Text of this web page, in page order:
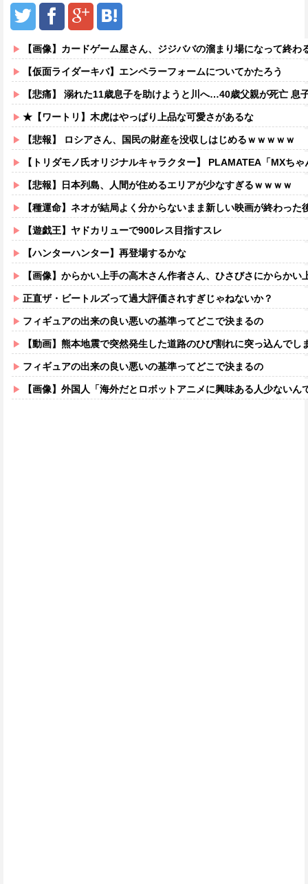
【画像】カードゲーム屋さん、ジジババの溜まり場になって終
【仮面ライダーキバ】エンペラーフォームについてかたろう
【悲痛】 溺れた11歳息子を助けようと川へ…40歳父親が死亡 息
★【ワートリ】木虎はやっぱり上品な可愛さがあるな
【悲報】 ロシアさん、国民の財産を没収しはじめるｗｗｗｗｗ
【トリダモノ氏オリジナルキャラクター】 PLAMATEA「MXちゃん
【悲報】日本列島、人間が住めるエリアが少なすぎるｗｗｗｗ
【種運命】ネオが結局よく分からないまま新しい映画が終わった
【遊戯王】ヤドカリューで900レス目指すスレ
【ハンターハンター】再登場するかな
【画像】からかい上手の高木さん作者さん、ひさびさにからかい上手の高木
正直ザ・ビートルズって過大評価されすぎじゃねないか？
フィギュアの出来の良い悪いの基準ってどこで決まるの
【動画】熊本地震で突然発生した道路のひび割れに突っ込んでし
フィギュアの出来の良い悪いの基準ってどこで決まるの
【画像】外国人「海外だとロボットアニメに興味ある人少ないん